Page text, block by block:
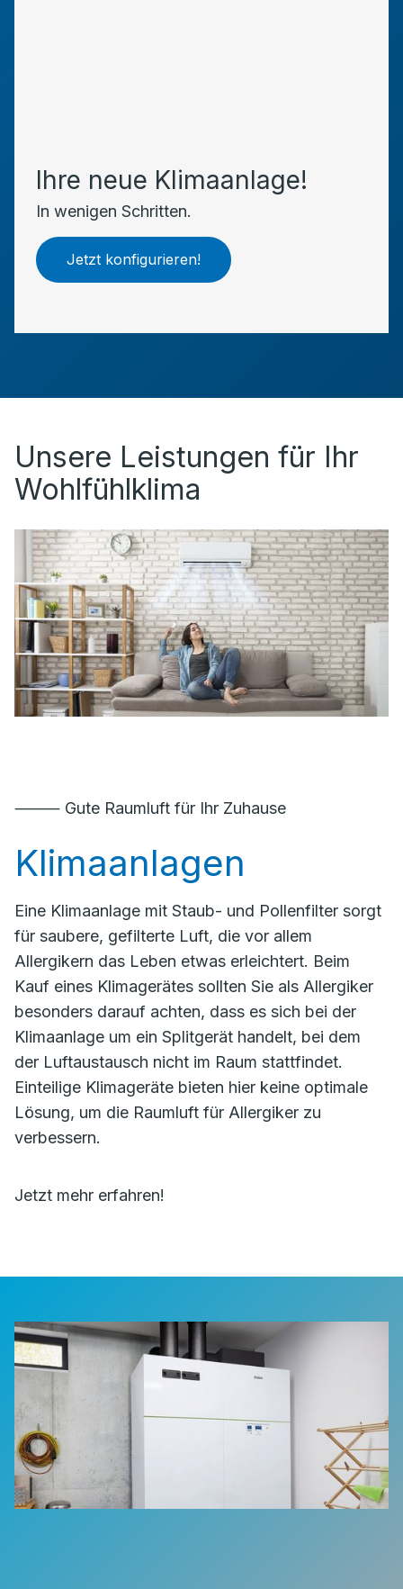
Ihre neue Klimaanlage!
In wenigen Schritten.
Jetzt konfigurieren!
Unsere Leistungen für Ihr
Wohlfühlklima
⸻ Gute Raumluft für Ihr Zuhause
Klimaanlagen
Eine Klimaanlage mit Staub- und Pollenfilter sorgt
für saubere, gefilterte Luft, die vor allem
Allergikern das Leben etwas erleichtert. Beim
Kauf eines Klimagerätes sollten Sie als Allergiker
besonders darauf achten, dass es sich bei der
Klimaanlage um ein Splitgerät handelt, bei dem
der Luftaustausch nicht im Raum stattfindet.
Einteilige Klimageräte bieten hier keine optimale
Lösung, um die Raumluft für Allergiker zu
verbessern.
Jetzt mehr erfahren!